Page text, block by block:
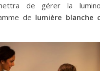
de gérer la
de lumière blanche